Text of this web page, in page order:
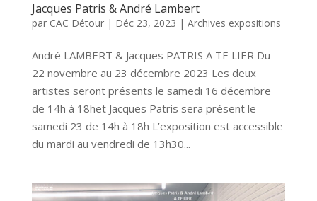
Jacques Patris & André Lambert
par CAC Détour| Déc 23, 2023 | Archives expositions
André LAMBERT & Jacques PATRIS A TE LIER Du
22 novembre au 23 décembre 2023 Les deux
artistes seront présents le samedi 16 décembre
de 14h à 18het Jacques Patris sera présent le
samedi 23 de 14h à 18h L’exposition est accessible
du mardi au vendredi de 13h30...